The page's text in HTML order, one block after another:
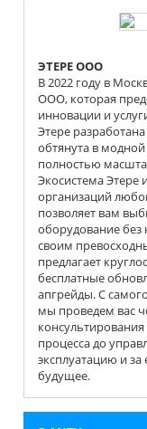
ЭТЕРЕ OOO
В 2022 году в
OOO, которая
инновации и
Этере
обтянута в
полностью
Экосистема Этере
организаций
позволяет вам
оборудование без
своим
предлагает
бесплатные
апгрейды. С
мы проведем вас
процесса до
эксплуатацию и
будущее.